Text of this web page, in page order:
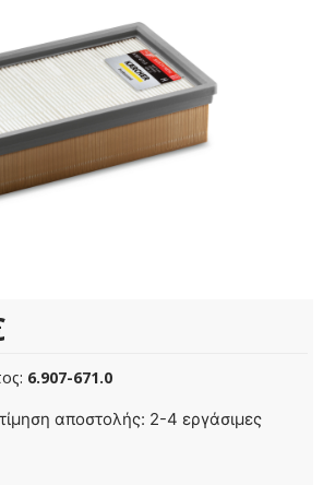
6.907-671.0
αποστολής: 2-4 εργάσιμες